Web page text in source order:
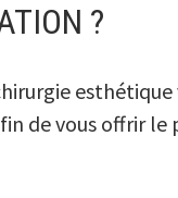
?
esthétique
de vous offrir le